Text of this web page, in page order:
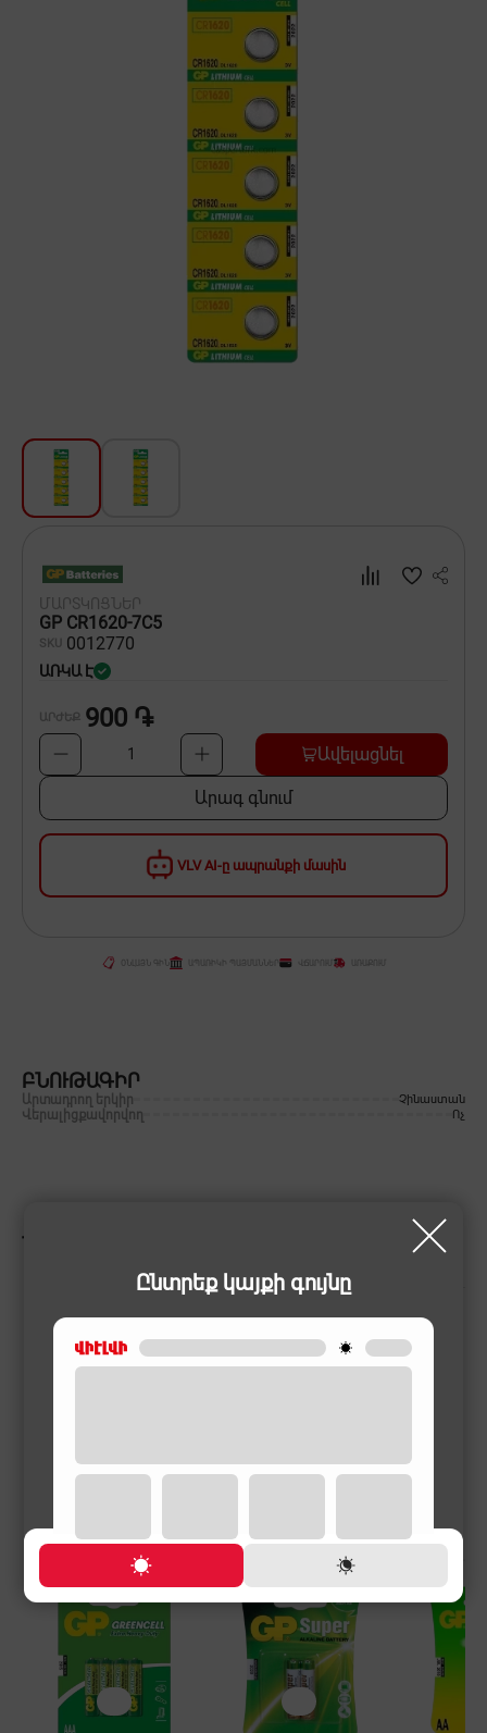
Ընտրեք կայքի գույնը
Գեղեցկություն և խնամք
Ավտոմեքենաների աուդիոտեխնիկա
Տեքստիլ
Ինքնագնացներ և ինքնագլորներ
VLV AI-ը ապրանքի մասին
ՄԱՐՏԿՈՑՆԵՐ
GP CR1620-7C5
SKU 0012770
ԱՌԿԱ Է
ԱՐԺԵՔ 900 ֏
1 Ավելացնել
Արագ գնում
ՎՃԱՐՈՒՄ
ԲՆՈՒԹԱԳԻՐ
Արտադրող երկիր Չինաստան
Վերալիցքավորվող Ոչ
ՆՄԱՆԱՏԻՊ ԱՊՐԱՆՔՆԵՐ